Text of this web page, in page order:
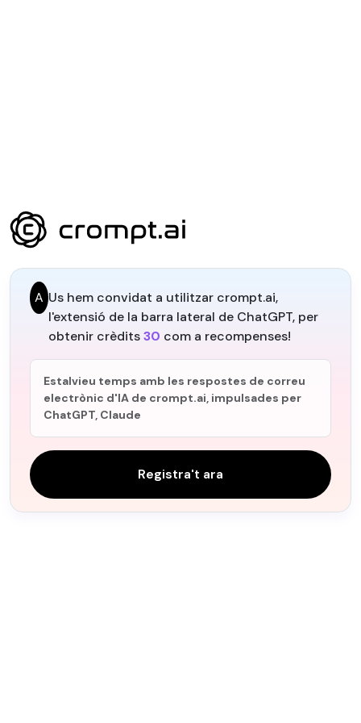
A Us hem convidat a utilitzar crompt.ai,
l'extensió de la barra lateral de ChatGPT, per
obtenir crèdits30 com a recompenses!
Estalvieu temps amb les respostes de correu
electrònic d'IA de crompt.ai, impulsades per
ChatGPT, Claude
Registra't ara